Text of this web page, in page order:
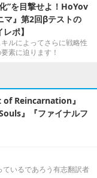
”を目撃せよ！HoYov
マ』第2回βテストの
ポ】
ルによってさらに戦略性
素に迫ります！
of Reincarnation』
』『ファイナルフ
ているであろう有志翻訳者